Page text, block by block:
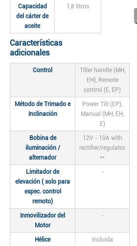
Capacidad
del cárter de
aceite
1,8 litros
Características
adicionales
Control
Tiller handle (MH,
EH), Remote
control (E, EP)
Método de Trimado e
Inclinación
Power Tilt (EP),
Manual (MH, EH,
E)
Bobina de
iluminación /
alternador
12V - 10A with
rectifier/regulator
**
Limitador de
elevación ( solo para
espec. control
remoto)
-
Inmovilizador del
Motor
-
Hélice Incluída